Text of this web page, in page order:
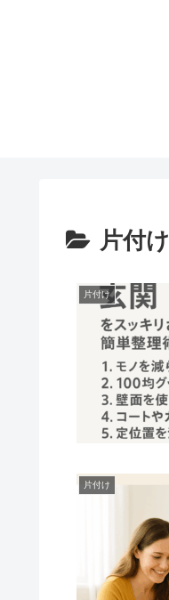
片付け
片付け
片付け